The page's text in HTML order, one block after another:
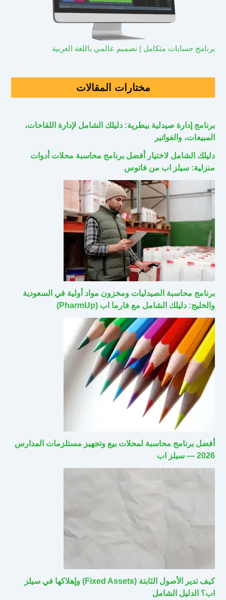
برنامج حسابات متكامل | تصميم عالمي باللغة العربية
مختارات المقالات
برنامج إدارة صيدلية بيطرية: دليلك الشامل لإدارة اللقاحات،
المبيعات، والفواتير
دليلك الشامل لاختيار أفضل برنامج محاسبة محلات أدوات
منزلية: سيلز اب من فاتوس
برنامج محاسبة الصيدليات ومخزون مواد أولية في السعودية
والخليج: دليلك الشامل مع فارما اب (PharmUp)
أفضل برنامج محاسبة لمحلات بيع وتجهيز مستلزمات المدارس
2026 — سيلز اب
كيف تدير الأصول الثابتة (Fixed Assets) وإهلاكها في سيلز
اب؟ الدليل الشامل